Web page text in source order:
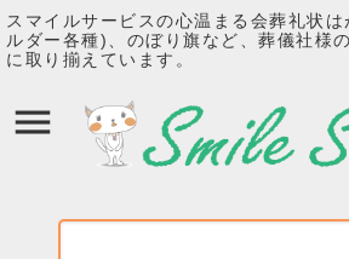
スマイルサービスの心温まる会葬礼状
ルダー各種)、のぼり旗など、葬儀社様
に取り揃えています。